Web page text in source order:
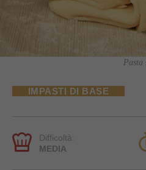
IMPASTI DI BASE
Difficoltà:
MEDIA